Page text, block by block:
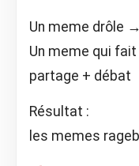
Un meme drôle
Un meme qui
partage + débat
Résultat :
les memes